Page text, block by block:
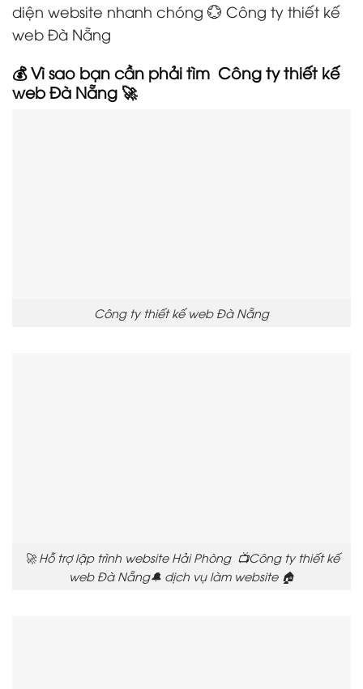
diện website nhanh chóng 💮 Công ty thiết kế
web Đà Nẵng
💰 Vì sao bạn cần phải tìm Công ty thiết kế
web Đà Nẵng 🚀
Công ty thiết kế web Đà Nẵng
🚀 Hỗ trợ lập trình website Hải Phòng 📺Công ty thiết kế
web Đà Nẵng🔔 dịch vụ làm website 🏠